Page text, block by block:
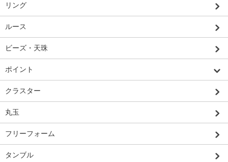
リング
ルース
ビーズ・天珠
ポイント
クラスター
丸玉
フリーフォーム
タンブル